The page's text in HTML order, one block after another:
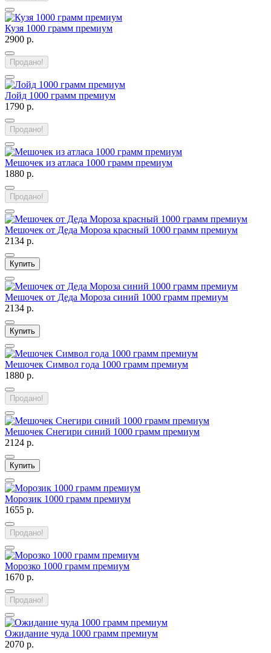
Кузя 1000 грамм премиум
2900 р.
Продано!
Лойд 1000 грамм премиум
1790 р.
Продано!
Мешочек из атласа 1000 грамм премиум
1880 р.
Продано!
Мешочек от Деда Мороза красный 1000 грамм премиум
2134 р.
Купить
Мешочек от Деда Мороза синий 1000 грамм премиум
2134 р.
Купить
Мешочек Символ года 1000 грамм премиум
1880 р.
Продано!
Мешочек Снегири синий 1000 грамм премиум
2124 р.
Купить
Морозик 1000 грамм премиум
1655 р.
Продано!
Морозко 1000 грамм премиум
1670 р.
Продано!
Ожидание чуда 1000 грамм премиум
2070 р.